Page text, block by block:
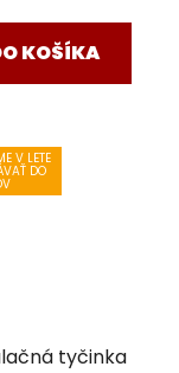
KOŠÍKA
V LETE
DO
tyčinka